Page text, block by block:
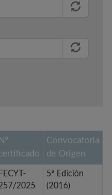
Nº
Convocatoria
de Origen
FECYT-
2025
5ª Edición
(2016)